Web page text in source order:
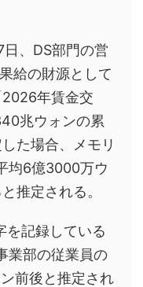
、DS部門の営
給の財源として
年賃金交
兆ウォンの累
た場合、メモリ
均6億3000万ウ
推定される。
を記録している
業部の従業員の
前後と推定され